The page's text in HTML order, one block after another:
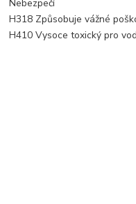
Nebezpečí
H318 Způsobuje vážné
H410 Vysoce toxický pro